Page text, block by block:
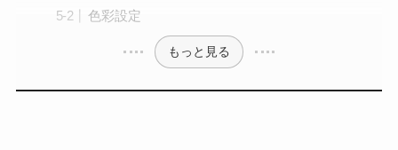
色彩設定
もっと見る